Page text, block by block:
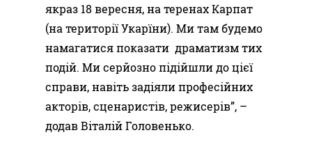
якраз 18 вересня, на теренах Карпат
(на території Укарїни). Ми там будемо
намагатися показати драматизм тих
подій. Ми серйозно підійшли до цієї
справи, навіть задіяли професійних
акторів, сценаристів, режисерів”, –
додав Віталій Головенько.